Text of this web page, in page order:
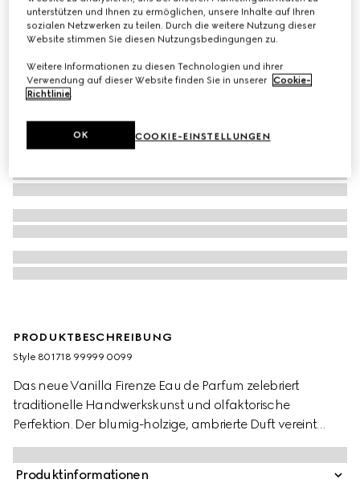
PRODUKTBESCHREIBUNG
Style ‎801718 99999 0099
Das neue Vanilla Firenze Eau de Parfum zelebriert
traditionelle Handwerkskunst und olfaktorische
Perfektion. Der blumig-holzige, ambrierte Duft vereint
feinste Ingredienzen wie exklusives italienisches Concrete
der Iris Pallida und drei einzigartige Vanille-Extrakte. Die
Wärme von Myrrhe-Resinoid verstärkt das warme Aroma
Produktinformationen
unterstützen und Ihnen zu ermöglichen, unsere Inhalte auf Ihren
sozialen Netzwerken zu teilen. Durch die weitere Nutzung dieser
Website stimmen Sie diesen Nutzungsbedingungen zu.
Weitere Informationen zu diesen Technologien und ihrer
Verwendung auf dieser Website finden Sie in unserer Cookie-
Richtlinie.
COOKIE-EINSTELLUNGEN
OK